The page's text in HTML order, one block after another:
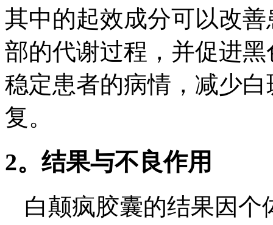
其中的起效成分可以改
部的代谢过程，并促进
稳定患者的病情，减少
复。
2。结果与不良作用
白颠疯胶囊的结果因